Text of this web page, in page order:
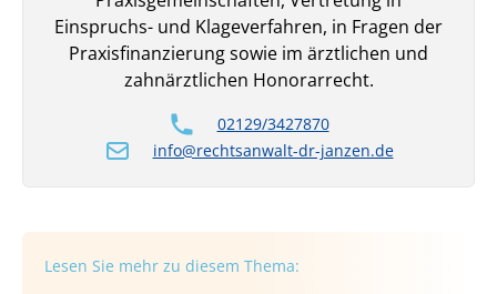
Einspruchs- und Klageverfahren, in Fragen der
Praxisfinanzierung sowie im ärztlichen und
zahnärztlichen Honorarrecht.
02129/3427870
info@rechtsanwalt-dr-janzen.de
Lesen Sie mehr zu diesem Thema: